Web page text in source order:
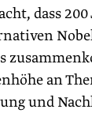
dass
an
und